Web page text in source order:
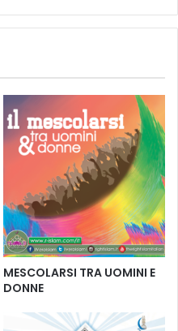
MESCOLARSI TRA UOMINI E
DONNE